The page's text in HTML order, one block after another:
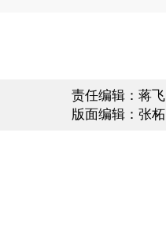
责任编辑：蒋飞
版面编辑：张柘